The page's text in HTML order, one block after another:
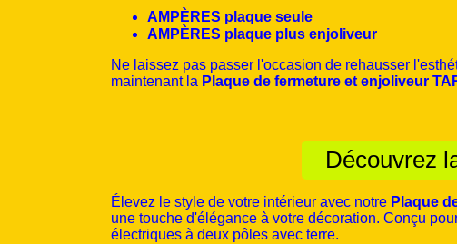
AMPÈRES plaque seule
AMPÈRES plaque plus enjoliveur
Ne laissez pas passer l'occasion de rehausser
maintenant la Plaque de fermeture et enjoliveur
Découvrez
Élevez le style de votre intérieur avec notre Plaque
une touche d'élégance à votre décoration. Conçu
électriques à deux pôles avec terre.